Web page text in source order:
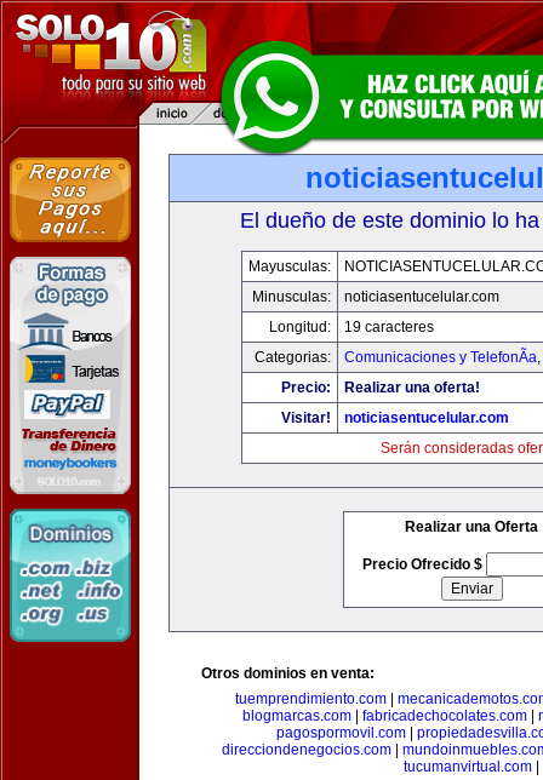
El dueño de este dominio lo
Mayusculas:
Minusculas:
noticiasentucelular.com
Longitud:
19 caracteres
Categorias:
Comunicaciones y TelefonÃ­a,
Precio:
Realizar una oferta!
Visitar!
noticiasentucelular.com
Serán consideradas
Realizar una Oferta
Precio Ofrecido $
Otros dominios en venta:
tuemprendimiento.com
blogmarcas.com
fabricadechocolates.com
pagospormovil.com
direcciondenegocios.com
tucumanvirtual.com